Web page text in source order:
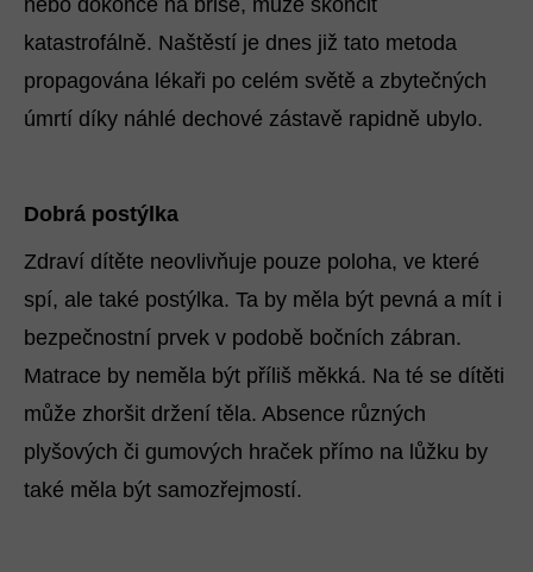
nebo dokonce na břiše, může skončit
katastrofálně. Naštěstí je dnes již tato metoda
propagována lékaři po celém světě a zbytečných
úmrtí díky náhlé dechové zástavě rapidně ubylo.
Dobrá postýlka
Zdraví dítěte neovlivňuje pouze poloha, ve které
spí, ale také postýlka. Ta by měla být pevná a mít i
bezpečnostní prvek v podobě bočních zábran.
Matrace by neměla být příliš měkká. Na té se dítěti
může zhoršit držení těla. Absence různých
plyšových či gumových hraček přímo na lůžku by
také měla být samozřejmostí.